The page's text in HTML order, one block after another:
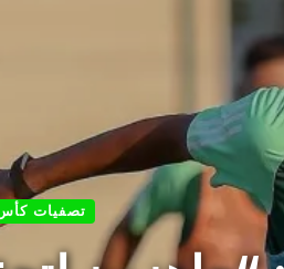
تصفيات كأس